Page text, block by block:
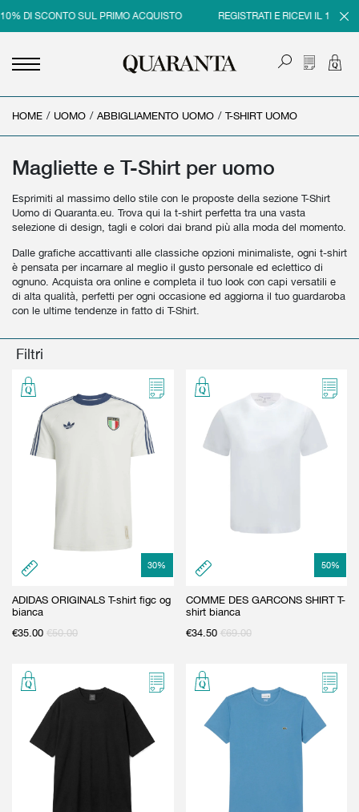
SCONTO SUL PRIMO ACQUISTO REGISTRATI E RICEVI IL 10% DI
< INDIETRO
UOMO
NEW IN
ABBIGLIAMENTO
SCARPE
ACCESSORI
PROFUMI
BEAUTY & HOME
< INDIETRO
DONNA
NEW IN
ABBIGLIAMENTO
BORSE
SCARPE
ACCESSORI
PROFUMI
GIFT CARD
< INDIETRO
BRAND
UOMO
DONNA
< INDIETRO
SALDI
SALDI UOMO
SALDI DONNA
HOME / UOMO / ABBIGLIAMENTO UOMO / T-SHIRT UOMO
Magliette e T-Shirt per uomo
Esprimiti al massimo dello stile con le proposte della sezione T-Shirt
Uomo di Quaranta.eu. Trova qui la t-shirt perfetta tra una vasta
selezione di design, tagli e colori dai brand più alla moda del momento.
Dalle grafiche accattivanti alle classiche opzioni minimaliste, ogni t-shirt
è pensata per incarnare al meglio il gusto personale ed eclettico di
ognuno. Acquista ora online e completa il tuo look con capi versatili e
di alta qualità, perfetti per ogni occasione ed aggiorna il tuo guardaroba
con le ultime tendenze in fatto di T-Shirt.
Filtri
30%
ADIDAS ORIGINALS T-shirt figc og
bianca
€35.00 €50.00
50%
COMME DES GARCONS SHIRT T-
shirt bianca
€34.50 €69.00